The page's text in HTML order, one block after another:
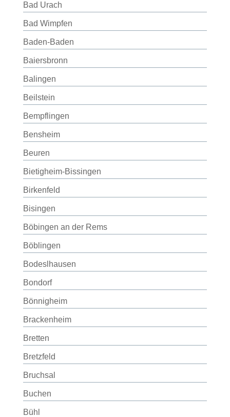
Bad Urach
Bad Wimpfen
Baden-Baden
Baiersbronn
Balingen
Beilstein
Bempflingen
Bensheim
Beuren
Bietigheim-Bissingen
Birkenfeld
Bisingen
Böbingen an der Rems
Böblingen
Bodeslhausen
Bondorf
Bönnigheim
Brackenheim
Bretten
Bretzfeld
Bruchsal
Buchen
Bühl